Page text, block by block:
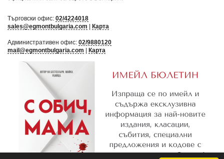
Търговски офис: 02/4224018
sales@egmontbulgaria.com
Карта
Административен офис: 02/9880120
mail@egmontbulgaria.com
Карта